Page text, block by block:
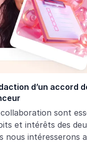
d’un accord
sont
et intérêts des
nous intéresserons